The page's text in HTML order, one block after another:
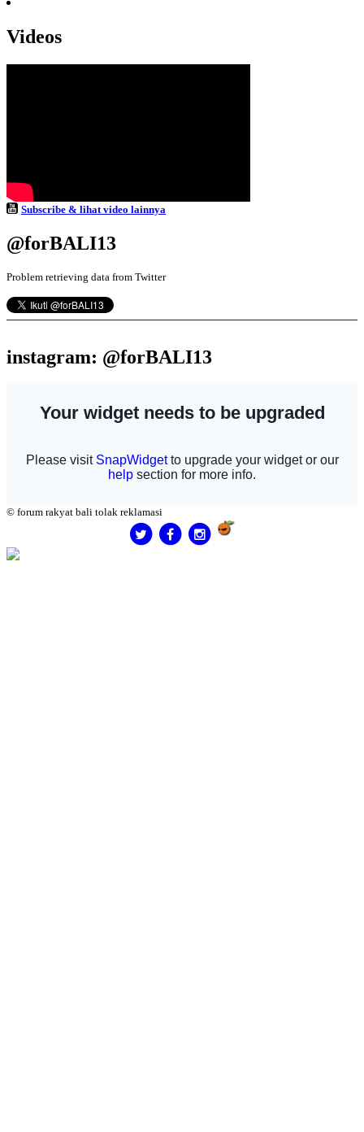
Videos
Subscribe & lihat video lainnya
@forBALI13
Problem retrieving data from Twitter
instagram: @forBALI13
© forum rakyat bali tolak reklamasi